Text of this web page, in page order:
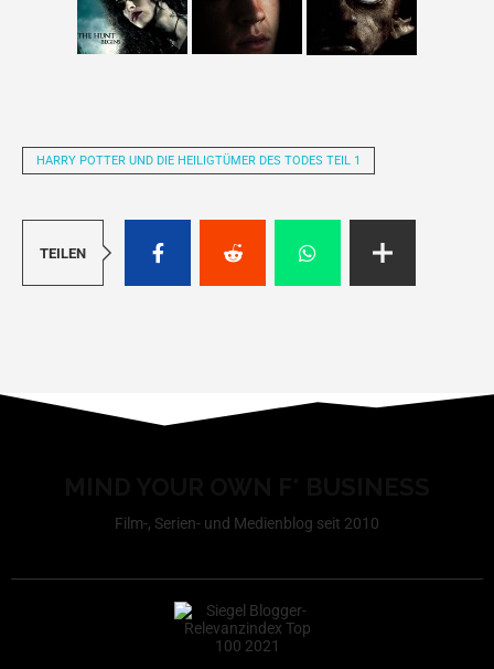
HARRY POTTER UND DIE HEILIGTÜMER DES TODES TEIL 1
TEILEN
Film-, Serien- und Medienblog seit 2010